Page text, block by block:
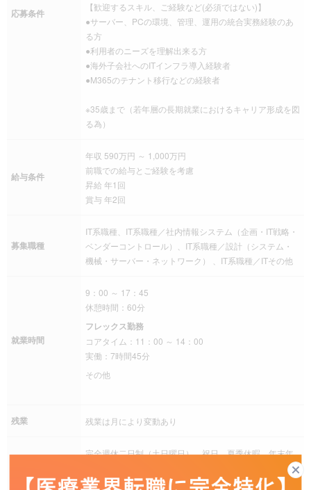
応募条件
【歓迎するスキル、ご経験など(必須ではない)】
●サーバー、PCの環境、管理、運用の統合実務経験のあ
る方
●利用者のニーズを理解出来る方
●海外子会社へのITインフラ導入経験者
●M365のテナント移行などの経験者
※35歳まで（若年層の長期就業におけるキャリア形成を図
る為）
給与条件
年収 590万円 ～ 1,000万円
前職での給与とご経験を考慮
昇給 年1回
賞与 年2回
募集職種
IT系職種、IT系職種／社内情報システム（企画・IT戦略・
ベンダーコントロール）、IT系職種／設計（システム・
機械・サーバー・ネットワーク） 、IT系職種／ITその他
就業時間
9：00 ～ 17：45
休憩時間：60分
フレックス勤務
コアタイム：11：00 ～ 14：00
実働：7時間45分
その他
残業 残業は月により変動あり
休日休暇
完全週休二日制（土日曜日）、祝日、夏季休暇、年末年
始、有給休暇、慶弔休暇、産前産後休暇、介護休暇、年
間休日120日以上